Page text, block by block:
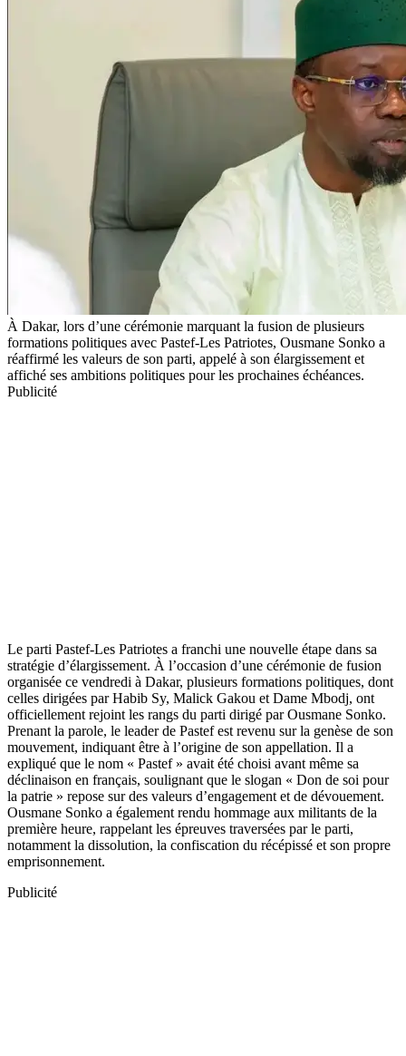
À Dakar, lors d’une cérémonie marquant la fusion de plusieurs
formations politiques avec Pastef-Les Patriotes, Ousmane Sonko a
réaffirmé les valeurs de son parti, appelé à son élargissement et
affiché ses ambitions politiques pour les prochaines échéances.
Publicité
Le parti Pastef-Les Patriotes a franchi une nouvelle étape dans sa
stratégie d’élargissement. À l’occasion d’une cérémonie de fusion
organisée ce vendredi à Dakar, plusieurs formations politiques, dont
celles dirigées par Habib Sy, Malick Gakou et Dame Mbodj, ont
officiellement rejoint les rangs du parti dirigé par Ousmane Sonko.
Prenant la parole, le leader de Pastef est revenu sur la genèse de son
mouvement, indiquant être à l’origine de son appellation. Il a
expliqué que le nom « Pastef » avait été choisi avant même sa
déclinaison en français, soulignant que le slogan « Don de soi pour
la patrie » repose sur des valeurs d’engagement et de dévouement.
Ousmane Sonko a également rendu hommage aux militants de la
première heure, rappelant les épreuves traversées par le parti,
notamment la dissolution, la confiscation du récépissé et son propre
emprisonnement.
Publicité